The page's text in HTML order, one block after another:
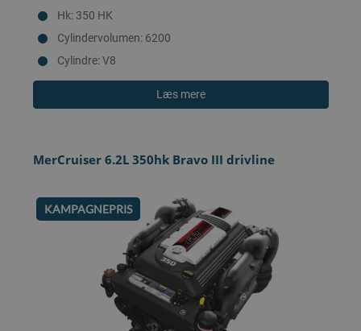
Hk: 350 HK
Cylindervolumen: 6200
Cylindre: V8
Læs mere
MerCruiser 6.2L 350hk Bravo III drivline
KAMPAGNEPRIS